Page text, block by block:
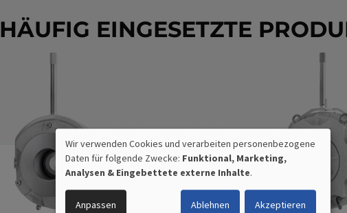
HÄUFIG EINGESETZTE
VERWENDUNG
PERSONENBEZOGENER
Wir verwenden Cookies und verarbeiten personenbezogene
Daten für folgende Zwecke: Funktional, Marketing,
Analysen & Eingebettete externe Inhalte.
Anpassen Ablehnen Akzeptieren